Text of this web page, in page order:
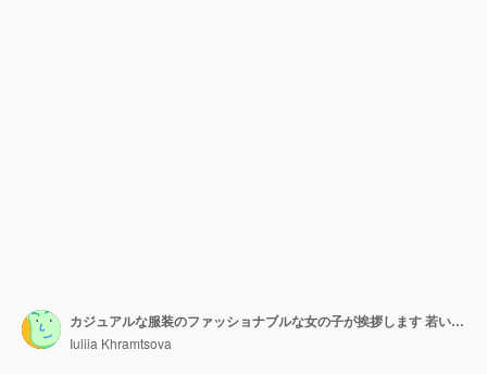
カジュアルな服装のファッショナブルな女の子が挨拶します 若い女性のフレンドリーな挨拶
Iuliia Khramtsova